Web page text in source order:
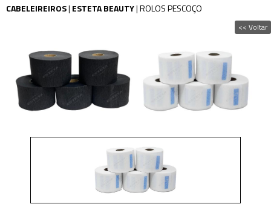
CABELEIREIROS| ESTETA BEAUTY|ROLOS PESCOÇO
<< Voltar